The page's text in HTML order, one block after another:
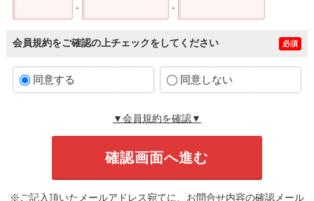
- -
会員規約をご確認の上チェックをしてください 必須
同意する 同意しない
▼会員規約を確認▼
※ご記入頂いたメールアドレス宛てに、お問合せ内容の確認メール